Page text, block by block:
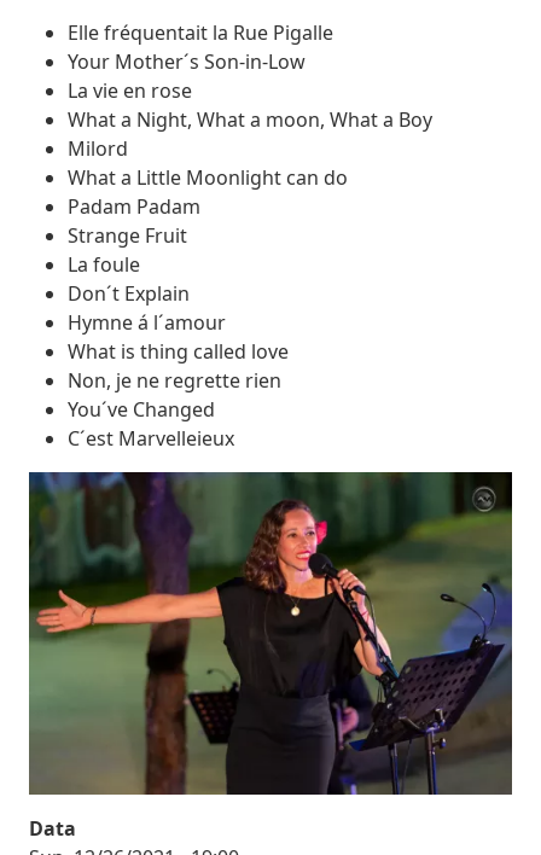
Elle fréquentait la Rue Pigalle
Your Mother´s Son-in-Low
La vie en rose
What a Night, What a moon, What a Boy
Milord
What a Little Moonlight can do
Padam Padam
Strange Fruit
La foule
Don´t Explain
Hymne á l´amour
What is thing called love
Non, je ne regrette rien
You´ve Changed
C´est Marvelleieux
Imatges
Image
Data